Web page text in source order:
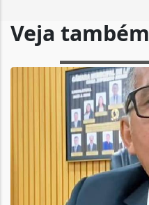
Veja também